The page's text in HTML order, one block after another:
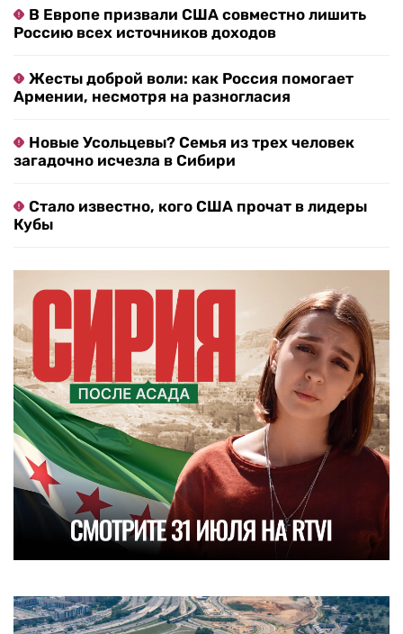
В Европе призвали США совместно лишить
Россию всех источников доходов
Жесты доброй воли: как Россия помогает
Армении, несмотря на разногласия
Новые Усольцевы? Семья из трех человек
загадочно исчезла в Сибири
Стало известно, кого США прочат в лидеры
Кубы